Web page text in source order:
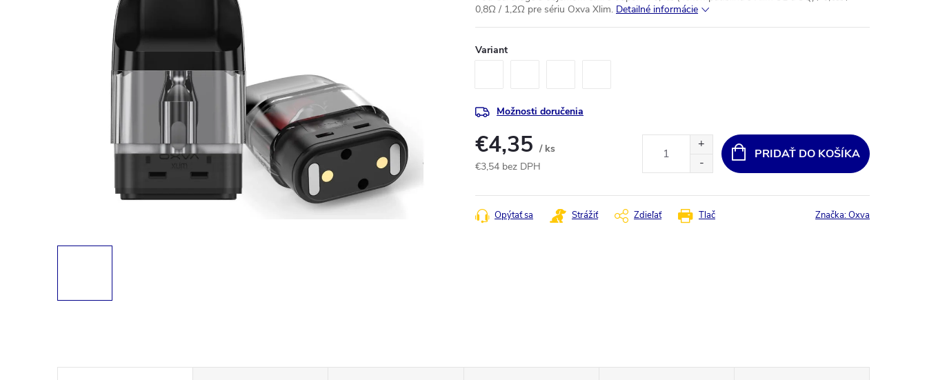
0,8Ω / 1,2Ω pre sériu Oxva Xlim. Detailné informácie
Variant
Možnosti doručenia
€4,35 / ks
€3,54 bez DPH
PRIDAŤ DO KOŠÍKA
Tlač
Opýtať sa Strážiť Zdieľať Značka:Oxva